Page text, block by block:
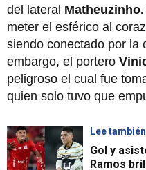
del lateral Matheuzinho.
meter el esférico al
siendo conectado por la
embargo, el portero
peligroso el cual fue
quien solo tuvo que
Lee también
Gol y
Ramos